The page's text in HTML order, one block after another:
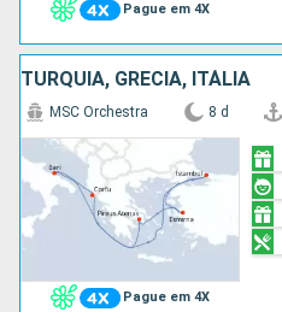
Pague em 4X
TURQUIA, GRÉCIA, ITÁLIA
Pague em 4X
MSC Orchestra 8 d